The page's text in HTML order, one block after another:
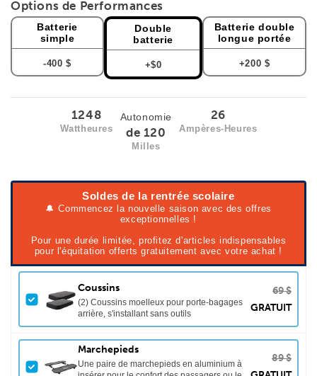
Options de Performances
Batterie
simple
-400 $
Double
batterie
+$0
Batterie double
longue portée
+200 $
1248
Wattheures
Autonomie
de 120
Milles
26
Ampères-Heures
Soldes de la rentrée scolaire
🔔 Commencez la nouvelle saison avec des offres
exceptionnelles !
Pour une durée limitée, profitez d'articles indispensables
pour l'équitation offerts gratuitement avec votre achat !
Coussins
(2) Coussins moelleux pour porte-bagages
arrière, s'installant sans outils
69 $
GRATUIT
Marchepieds
Une paire de marchepieds en aluminium à
89 $